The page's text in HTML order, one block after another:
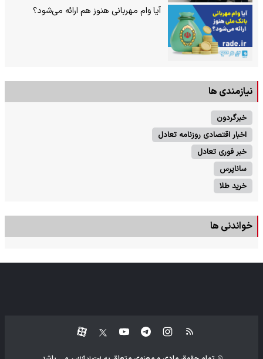
آیا وام مهربانی هنوز هم ارائه می‌شود؟
نیازمندی ها
خبرگردون
اخبار اقتصادی روزنامه تعادل
خبر فوری تعادل
ساناپرس
خرید طلا
خواندنی ها